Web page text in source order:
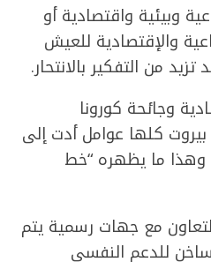
وبيئية واقتصادية أو
والإقتصادية للعيش
من التفكير بالانتحار.
وجائحة كورونا
بيروت كلها عوامل أدت إلى
وهذا ما يظهره “خط
مع جهات رسمية يتم
للدعم النفسي